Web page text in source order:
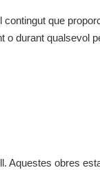
que
o durant qualsevol
Aquestes obres